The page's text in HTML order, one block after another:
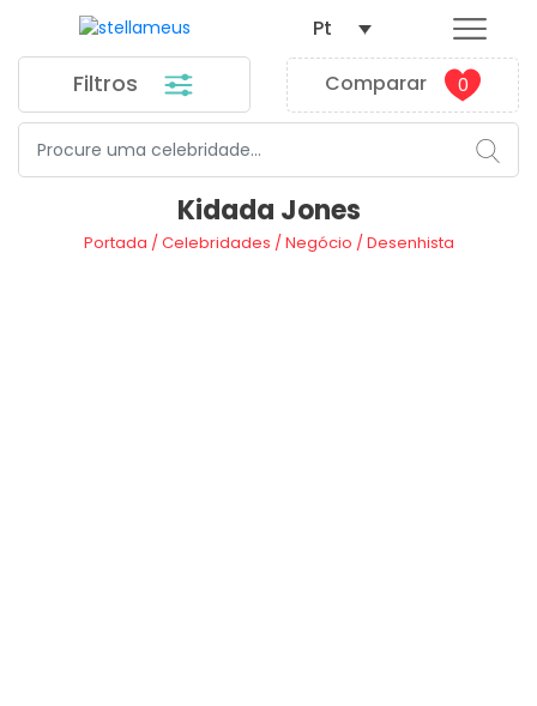
Filtros Comparar 0
Pt
Kidada Jones
Portada /Celebridades /Negócio /Desenhista